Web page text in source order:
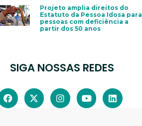
Projeto amplia direitos do
Estatuto da Pessoa Idosa para
pessoas com deficiência a
partir dos 50 anos
SIGA NOSSAS REDES